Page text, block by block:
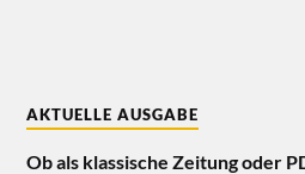
AKTUELLE AUSGABE
Ob als klassische Zeitung oder